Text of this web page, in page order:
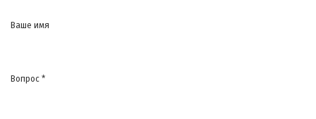
Ваше имя
Вопрос *